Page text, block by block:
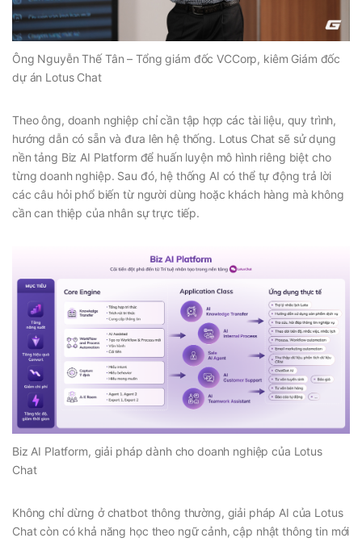
Ông Nguyễn Thế Tân – Tổng giám đốc VCCorp, kiêm Giám đốc
dự án Lotus Chat
Theo ông, doanh nghiệp chỉ cần tập hợp các tài liệu, quy trình,
hướng dẫn có sẵn và đưa lên hệ thống. Lotus Chat sẽ sử dụng
nền tảng Biz AI Platform để huấn luyện mô hình riêng biệt cho
từng doanh nghiệp. Sau đó, hệ thống AI có thể tự động trả lời
các câu hỏi phổ biến từ người dùng hoặc khách hàng mà không
cần can thiệp của nhân sự trực tiếp.
Biz AI Platform, giải pháp dành cho doanh nghiệp của Lotus
Chat
Không chỉ dừng ở chatbot thông thường, giải pháp AI của Lotus
Chat còn có khả năng học theo ngữ cảnh, cập nhật thông tin mới